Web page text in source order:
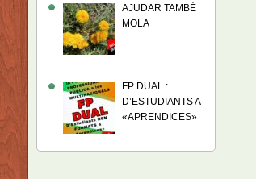
AJUDAR TAMBÉ
MOLA
FP DUAL :
D’ESTUDIANTS A
«APRENDICES»